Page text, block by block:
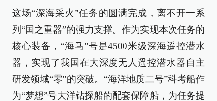
这场“深海采火”任务的圆满完成，离不开一系
列“国之重器”的强力支撑。作为实现本次任务的
核心装备，“海马”号是4500米级深海遥控潜水
器，实现了我国在大深度无人遥控潜水器自主
研发领域“零”的突破。“海洋地质二号”科考船作
为“梦想”号大洋钻探船的配套保障船，为任务提